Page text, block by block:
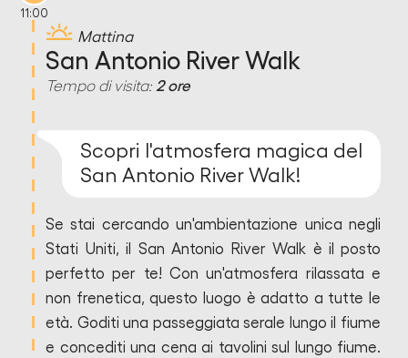
11:00
Mattina
San Antonio River Walk
Tempo di visita: 2 ore
Scopri l'atmosfera magica del
San Antonio River Walk!
Se stai cercando un'ambientazione unica negli
Stati Uniti, il San Antonio River Walk è il posto
perfetto per te! Con un'atmosfera rilassata e
non frenetica, questo luogo è adatto a tutte le
età. Goditi una passeggiata serale lungo il fiume
e concediti una cena ai tavolini sul lungo fiume.